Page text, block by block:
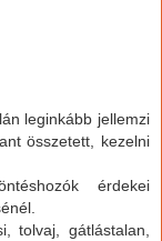
leginkább jellemzi
összetett, kezelni
érdekei
tolvaj, gátlástalan,